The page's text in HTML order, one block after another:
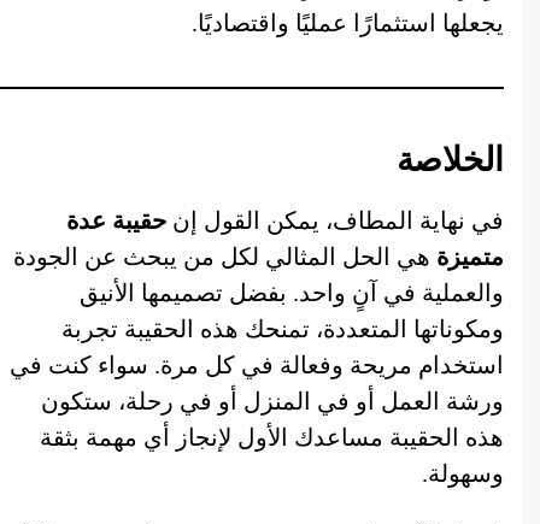
يجعلها استثمارًا عمليًا واقتصاديًا.
الخلاصة
في نهاية المطاف، يمكن القول إن حقيبة عدة
متميزة هي الحل المثالي لكل من يبحث عن الجودة
والعملية في آنٍ واحد. بفضل تصميمها الأنيق
ومكوناتها المتعددة، تمنحك هذه الحقيبة تجربة
استخدام مريحة وفعالة في كل مرة. سواء كنت في
ورشة العمل أو في المنزل أو في رحلة، ستكون
هذه الحقيبة مساعدك الأول لإنجاز أي مهمة بثقة
وسهولة.